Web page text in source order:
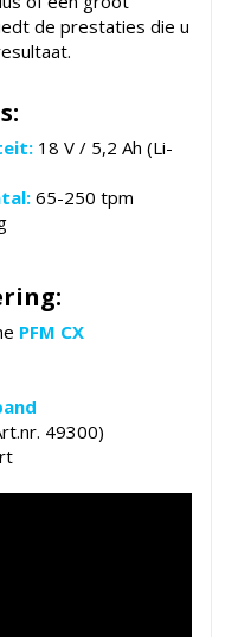
de prestaties die u
18 V / 5,2 Ah (Li-
65-250 tpm
PFM CX
49300)